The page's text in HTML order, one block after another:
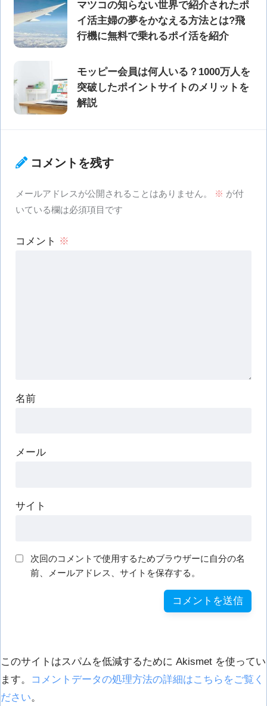
マツコの知らない世界で紹介されたポ
イ活主婦の夢をかなえる方法とは?飛
行機に無料で乗れるポイ活を紹介
モッピー会員は何人いる？1000万人を
突破したポイントサイトのメリットを
解説
コメントを残す
メールアドレスが公開されることはありません。 ※ が付
いている欄は必須項目です
コメント ※
名前
メール
サイト
次回のコメントで使用するためブラウザーに自分の名
前、メールアドレス、サイトを保存する。
このサイトはスパムを低減するために Akismet を使ってい
ます。
コメントデータの処理方法の詳細はこちらをご覧く
ださい。